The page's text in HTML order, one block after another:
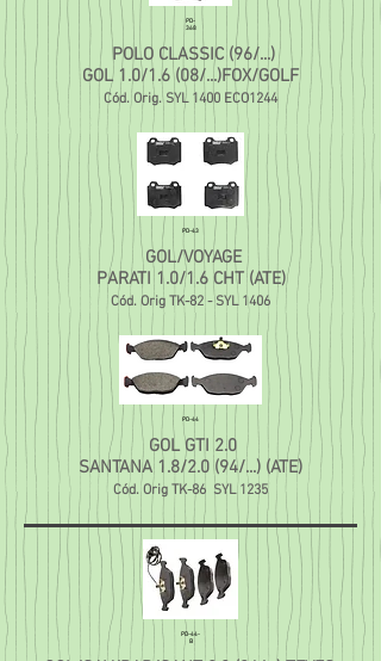
PD-
368
POLO CLASSIC (96/...)
GOL 1.0/1.6 (08/...)FOX/GOLF
Cód. Orig. SYL 1400 ECO1244
PD-43
GOL/VOYAGE
PARATI 1.0/1.6 CHT (ATE)
Cód. Orig TK-82 - SYL 1406
PD-44
GOL GTI 2.0
SANTANA 1.8/2.0 (94/...) (ATE)
Cód. Orig TK-86 SYL 1235
PD-44-
B